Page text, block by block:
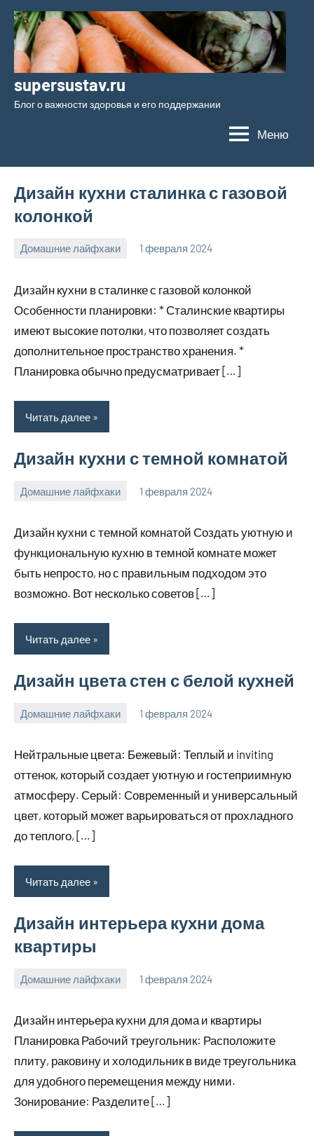
Перейти
содержимому
supersustav.ru
Блог о важности здоровья и его поддержании
Меню
Дизайн кухни сталинка с газовой
колонкой
Домашние лайфхаки 1 февраля 2024
supersustav_
Нет
Дизайн кухни в сталинке с газовой колонкой
Особенности планировки: * Сталинские квартиры
имеют высокие потолки, что позволяет создать
дополнительное пространство хранения. *
Планировка обычно предусматривает […]
Читать далее
Дизайн кухни с темной комнатой
Домашние лайфхаки 1 февраля 2024
supersustav_
Нет
Дизайн кухни с темной комнатой Создать уютную и
функциональную кухню в темной комнате может
быть непросто, но с правильным подходом это
возможно. Вот несколько советов […]
Читать далее
Дизайн цвета стен с белой кухней
Домашние лайфхаки 1 февраля 2024
supersustav_
Нет
Нейтральные цвета: Бежевый: Теплый и inviting
оттенок, который создает уютную и гостеприимную
атмосферу. Серый: Современный и универсальный
цвет, который может варьироваться от прохладного
до теплого, […]
Читать далее
Дизайн интерьера кухни дома
квартиры
Домашние лайфхаки 1 февраля 2024
supersustav_
Нет
Дизайн интерьера кухни для дома и квартиры
Планировка Рабочий треугольник: Расположите
плиту, раковину и холодильник в виде треугольника
для удобного перемещения между ними.
Зонирование: Разделите […]